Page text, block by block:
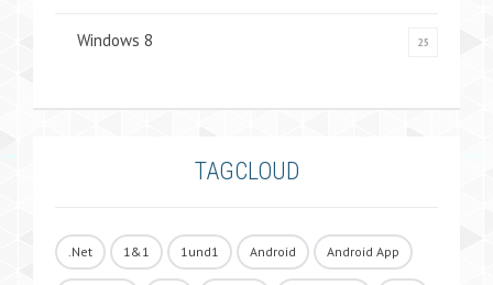
Windows 8 25
TAGCLOUD
.Net 1&1 1und1 Android Android App